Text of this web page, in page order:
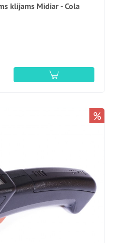
klijams Midiar - Cola
%